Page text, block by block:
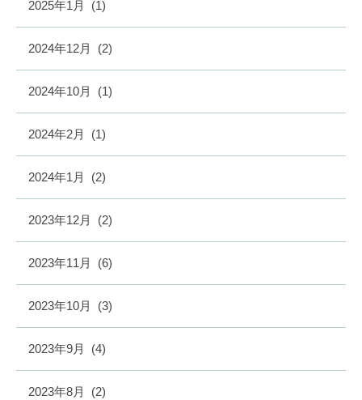
2025年1月 (1)
2024年12月 (2)
2024年10月 (1)
2024年2月 (1)
2024年1月 (2)
2023年12月 (2)
2023年11月 (6)
2023年10月 (3)
2023年9月 (4)
2023年8月 (2)